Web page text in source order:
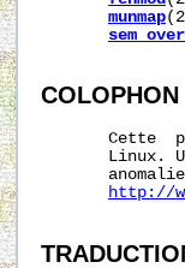
munmap
COLOPHON
Cette
Linux.
http://